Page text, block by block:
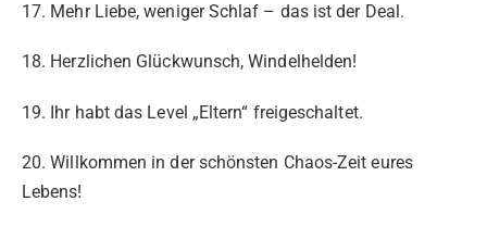
17. Mehr Liebe, weniger Schlaf – das ist der Deal.
18. Herzlichen Glückwunsch, Windelhelden!
19. Ihr habt das Level „Eltern“ freigeschaltet.
20. Willkommen in der schönsten Chaos-Zeit eures
Lebens!